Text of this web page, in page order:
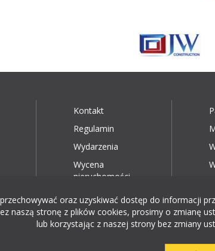
Kontakt
Regulamin
Wydarzenia
Wycena
nieruchomości
oraz uzyskiwać dostęp do informacji
naszą stronę z plików cookies, prosimy o zmianę
lub korzystając z naszej strony bez zmiany